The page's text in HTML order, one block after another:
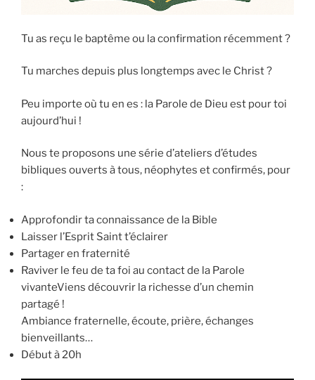
Tu as reçu le baptême ou la confirmation récemment ?
Tu marches depuis plus longtemps avec le Christ ?
Peu importe où tu en es : la Parole de Dieu est pour toi
aujourd’hui !
Nous te proposons une série d’ateliers d’études
bibliques ouverts à tous, néophytes et confirmés, pour
:
Approfondir ta connaissance de la Bible
Laisser l’Esprit Saint t’éclairer
Partager en fraternité
Raviver le feu de ta foi au contact de la Parole
vivanteViens découvrir la richesse d’un chemin
partagé !
Ambiance fraternelle, écoute, prière, échanges
bienveillants…
Début à 20h